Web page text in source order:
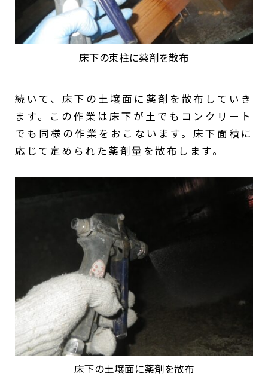
床下の束柱に薬剤を散布
続いて、床下の土壌面に薬剤を散布していき
ます。この作業は床下が土でもコンクリート
でも同様の作業をおこないます。床下面積に
応じて定められた薬剤量を散布します。
床下の土壌面に薬剤を散布